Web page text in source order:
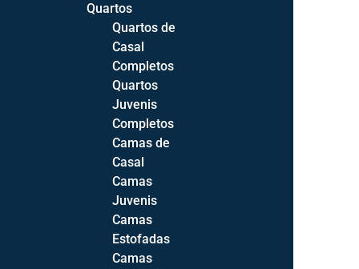
Cadeirões
Sofás-Cama
Sofás de Canto
Sofá 2 Lugares
Sofá 3 Lugares
Sofá Chaise-longue
Todos os Sofás
Quartos
Quartos de
Casal
Completos
Quartos
Juvenis
Completos
Camas de
Casal
Camas
Juvenis
Camas
Estofadas
Camas